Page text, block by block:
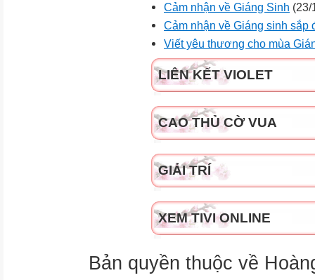
Cảm nhận về Giáng Sinh (23/
Cảm nhận về Giáng sinh sắp
Viết yêu thương cho mùa
LIÊN KẾT VIOLET
CAO THỦ CỜ VUA
GIẢI TRÍ
XEM TIVI ONLINE
Bản quyền thuộc về